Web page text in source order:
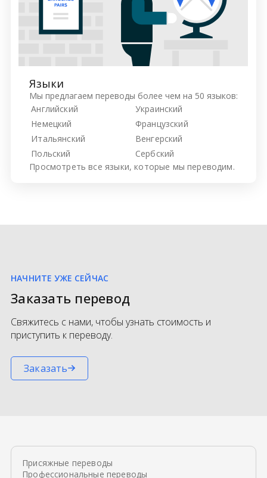
Языки
Мы предлагаем переводы более чем на 50 языков:
Английский
Украинский
Немецкий
Французский
Итальянский
Венгерский
Польский
Сербский
Просмотреть все языки, которые мы переводим.
НАЧНИТЕ УЖЕ СЕЙЧАС
Заказать перевод
Свяжитесь с нами, чтобы узнать стоимость и
приступить к переводу.
Заказать
Присяжные переводы
Профессиональные переводы